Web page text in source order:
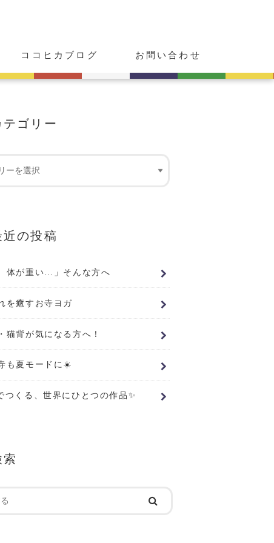
ココヒカブログ お問い合わせ
テゴリー
近の投稿
体が重い…」そんな方へ
を癒すお寺ヨガ
猫背が気になる方へ！
も夏モードに☀️
つくる、世界にひとつの作品✨
索